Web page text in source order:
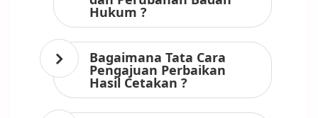
Hukum ?
Bagaimana Tata Cara
Pengajuan Perbaikan
Hasil Cetakan ?